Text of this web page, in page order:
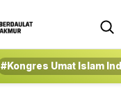
#Kongres Umat Islam